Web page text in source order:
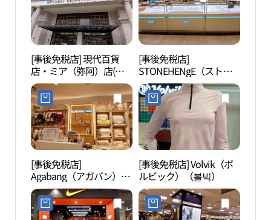
[事後免税店] 現代百貨
店・ミア（弥阿）店(현
대백화점 미아점)
[事後免税店]
STONEHENgE（ストー
ンヘンジ）・現代百貨店
ミア（弥阿）店(스톤헨
지 현대백화점 미아점)
[事後免税店]
Agabang（アガバン）フ
レックス・現代百貨店ミ
ア（弥阿）店(아가방플
렉스 현대백화점 미아점)
[事後免税店] Volvik（ボ
ルビック）（볼빅）